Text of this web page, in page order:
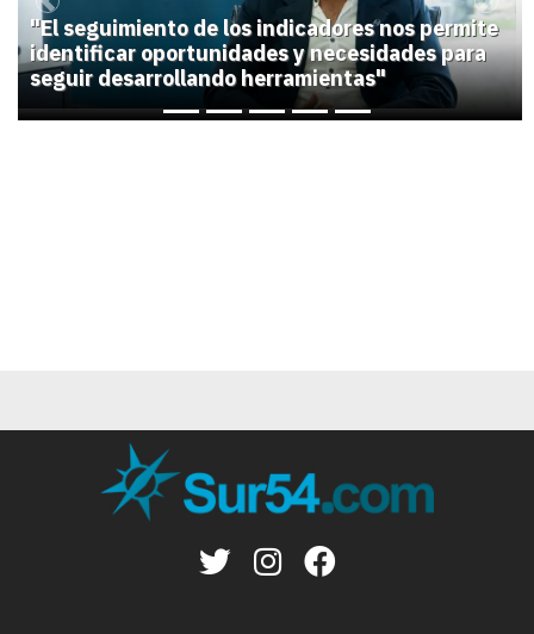
"El seguimiento de los indicadores nos permite
identificar oportunidades y necesidades para
seguir desarrollando herramientas"
Previous Next